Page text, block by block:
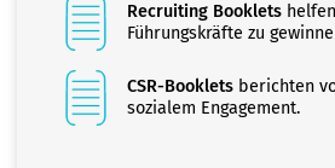
Recruiting Booklets
Führungskräfte zu
CSR-Bookletsberichten
sozialem Engagement.